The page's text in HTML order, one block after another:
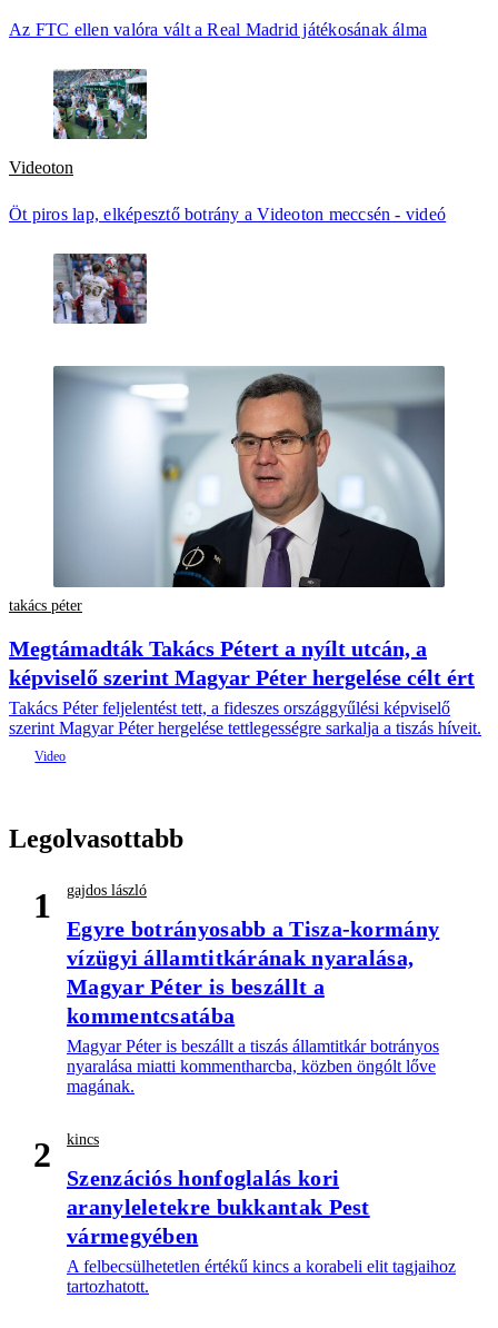
Az FTC ellen valóra vált a Real Madrid játékosának álma
Videoton
Öt piros lap, elképesztő botrány a Videoton meccsén - videó
takács péter
Megtámadták Takács Pétert a nyílt utcán, a
képviselő szerint Magyar Péter hergelése célt ért
Takács Péter feljelentést tett, a fideszes országgyűlési képviselő
szerint Magyar Péter hergelése tettlegességre sarkalja a tiszás híveit.
Legolvasottabb
1 gajdos lászló
Egyre botrányosabb a Tisza-kormány
vízügyi államtitkárának nyaralása,
Magyar Péter is beszállt a
kommentcsatába
Magyar Péter is beszállt a tiszás államtitkár botrányos
nyaralása miatti kommentharcba, közben öngólt lőve
magának.
2 kincs
Szenzációs honfoglalás kori
aranyleletekre bukkantak Pest
vármegyében
A felbecsülhetetlen értékű kincs a korabeli elit tagjaihoz
tartozhatott.